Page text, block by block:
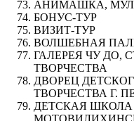
АНИМАШКА,
БОНУС-ТУР
ВИЗИТ-ТУР
ВОЛШЕБНАЯ
ГАЛЕРЕЯ ЧУ ДО,
ТВОРЧЕСТВА
ДВОРЕЦ
ТВОРЧЕСТВА Г.
ДЕТСКАЯ